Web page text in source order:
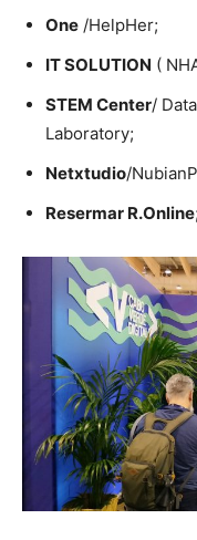
One /HelpHer;
IT SOLUTION (
STEM Center/
Laboratory;
Netxtudio/
Resermar R.Online;